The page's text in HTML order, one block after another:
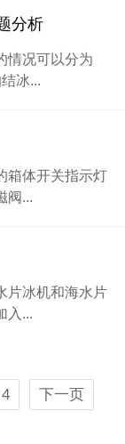
分析
情况可以分为
冰...
箱体开关指示灯
阀...
片冰机和海水片
入...
4
下一页